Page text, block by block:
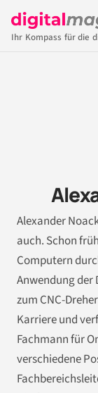
Ihr Kompass für die
Alexander
auch. Schon
Computern
Anwendung der
zum CNC-
Karriere und
Fachmann für
verschiedene